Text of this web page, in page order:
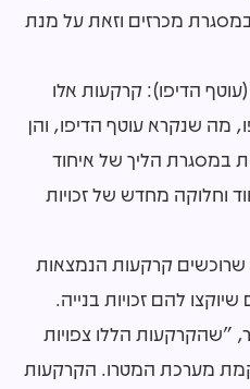
מכרזים וזאת על מנת
הדיפו): קרקעות אלו
מה שנקרא עוטף הדיפו, והן
במסגרת הליך של איחוד
וחלוקה מחדש של זכויות
שרוכשים קרקעות הנמצאות
להם זכויות בנייה.
"שהקרקעות הללו צפויות
מערכת המטרו. הקרקעות